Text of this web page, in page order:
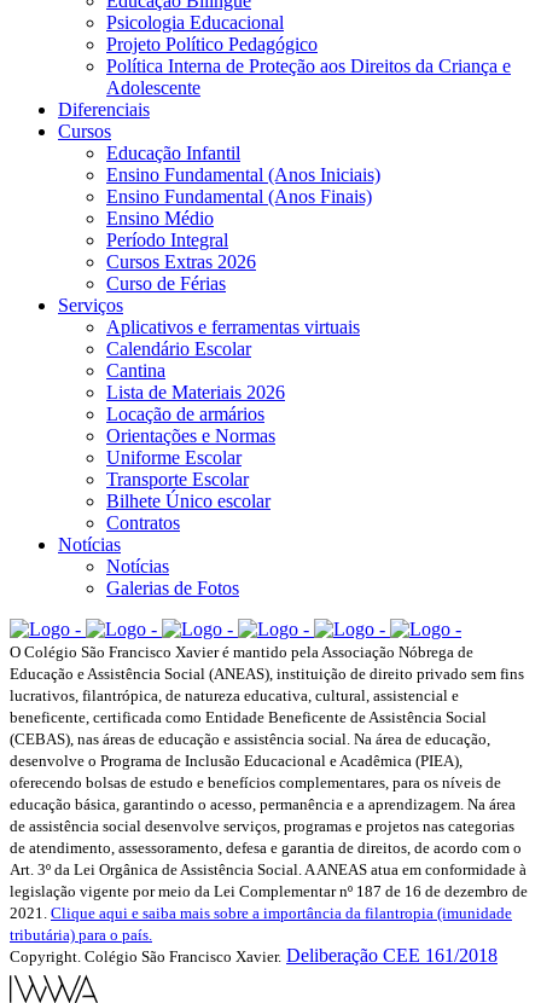
Psicologia Educacional
Projeto Político Pedagógico
Política Interna de Proteção aos Direitos da Criança e
Adolescente
Diferenciais
Cursos
Educação Infantil
Ensino Fundamental (Anos Iniciais)
Ensino Fundamental (Anos Finais)
Ensino Médio
Período Integral
Cursos Extras 2026
Curso de Férias
Serviços
Aplicativos e ferramentas virtuais
Calendário Escolar
Cantina
Lista de Materiais 2026
Locação de armários
Orientações e Normas
Uniforme Escolar
Transporte Escolar
Bilhete Único escolar
Contratos
Notícias
Notícias
Galerias de Fotos
O Colégio São Francisco Xavier é mantido pela Associação Nóbrega de
Educação e Assistência Social (ANEAS), instituição de direito privado sem fins
lucrativos, filantrópica, de natureza educativa, cultural, assistencial e
beneficente, certificada como Entidade Beneficente de Assistência Social
(CEBAS), nas áreas de educação e assistência social. Na área de educação,
desenvolve o Programa de Inclusão Educacional e Acadêmica (PIEA),
oferecendo bolsas de estudo e benefícios complementares, para os níveis de
educação básica, garantindo o acesso, permanência e a aprendizagem. Na área
de assistência social desenvolve serviços, programas e projetos nas categorias
de atendimento, assessoramento, defesa e garantia de direitos, de acordo com o
Art. 3º da Lei Orgânica de Assistência Social. A ANEAS atua em conformidade à
legislação vigente por meio da Lei Complementar nº 187 de 16 de dezembro de
2021. Clique aqui e saiba mais sobre a importância da filantropia (imunidade
tributária) para o país.
Copyright. Colégio São Francisco Xavier. Deliberação CEE 161/2018